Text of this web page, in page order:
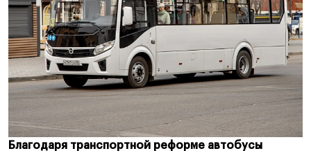
Благодаря транспортной реформе автобусы